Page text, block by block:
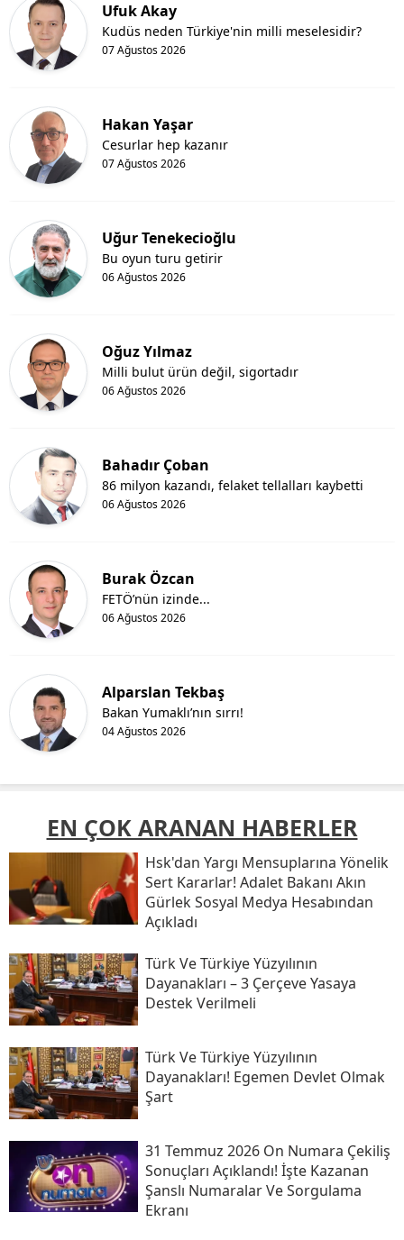
Ufuk Akay
07 Ağustos 2026
Kudüs neden Türkiye'nin milli meselesidir?
Hakan Yaşar
07 Ağustos 2026
Cesurlar hep kazanır
Uğur Tenekecioğlu
06 Ağustos 2026
Bu oyun turu getirir
Oğuz Yılmaz
06 Ağustos 2026
Milli bulut ürün değil, sigortadır
Bahadır Çoban
06 Ağustos 2026
86 milyon kazandı, felaket tellalları kaybetti
Burak Özcan
06 Ağustos 2026
FETÖ’nün izinde...
Alparslan Tekbaş
04 Ağustos 2026
Bakan Yumaklı’nın sırrı!
EN ÇOK ARANAN HABERLER
Hsk'dan Yargı Mensuplarına Yönelik
Sert Kararlar! Adalet Bakanı Akın
Gürlek Sosyal Medya Hesabından
Açıkladı
Türk Ve Türkiye Yüzyılının
Dayanakları – 3 Çerçeve Yasaya
Destek Verilmeli
Türk Ve Türkiye Yüzyılının
Dayanakları! Egemen Devlet Olmak
Şart
31 Temmuz 2026 On Numara Çekiliş
Sonuçları Açıklandı! İşte Kazanan
Şanslı Numaralar Ve Sorgulama
Ekranı